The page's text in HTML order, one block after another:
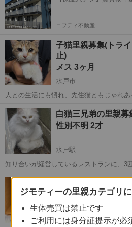
ニフティ不動産
子猫里親募集(トラ
止)
メス 3ヶ月
水戸市
人との生活にも慣れ、先住猫ともじゃれあ
も覚え、ゲージの中で過ごす事も覚えました。 毎日元気いっぱ
回っています。 ノミ、寄...
茨城 水戸市 猫 毎日
白猫三兄弟の里親募
性別不明 2才
水戸駅
知り合いが経営しているレストランに、3
角でご飯をもらいながら過...
茨城 水戸市 水戸駅 猫
オス 1才1ヶ月
赤塚駅
ジモティーの里親カテゴリ
生体売買は禁止です
ご利用には身分証提示が必